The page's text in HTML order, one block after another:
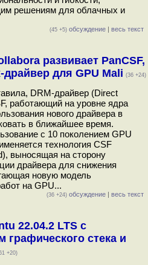
решениям для облачных и
(45 +5) обсуждение | весь текст
развивает PanCSF,
для GPU Mali (36 +24)
DRM-драйвер (Direct
работающий на уровне ядра
нового драйвера в
в ближайшее время.
с 10 поколением GPU
технология CSF
выносящая на сторону
драйвера для снижения
новую модель
на GPU...
(36 +24) обсуждение | весь текст
22.04.2 LTS c
графического стека и
+20)